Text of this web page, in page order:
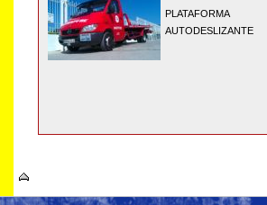
PLATAFORMA
AUTODESLIZANTE